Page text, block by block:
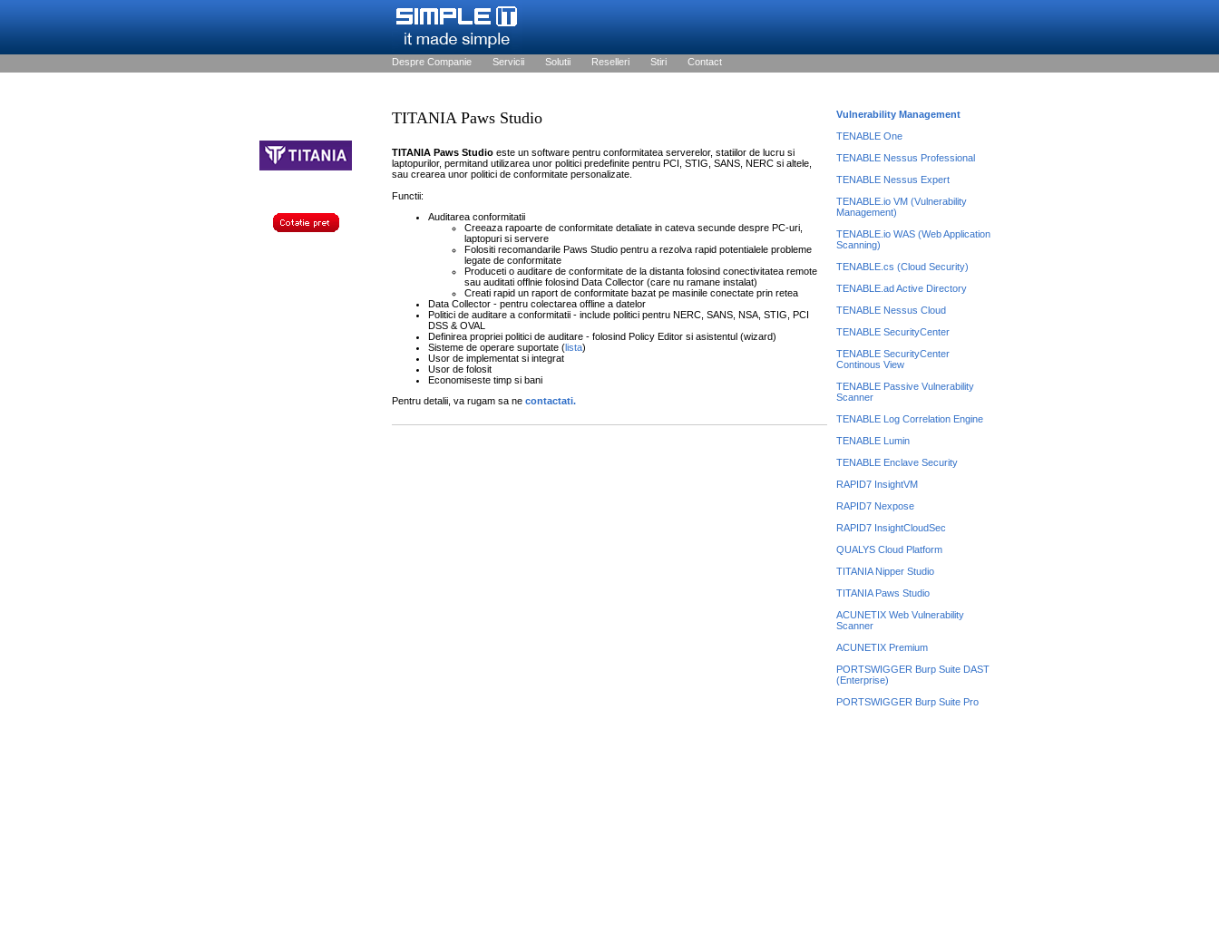
Despre Companie Servicii Solutii Reselleri Stiri Contact
TITANIA Paws Studio
TITANIA Paws Studio este un software pentru conformitatea serverelor, statiilor de lucru si
laptopurilor, permitand utilizarea unor politici predefinite pentru PCI, STIG, SANS, NERC si altele,
sau crearea unor politici de conformitate personalizate.
Functii:
Auditarea conformitatii
Creeaza rapoarte de conformitate detaliate in cateva secunde despre PC-uri,
laptopuri si servere
Folositi recomandarile Paws Studio pentru a rezolva rapid potentialele probleme
legate de conformitate
Produceti o auditare de conformitate de la distanta folosind conectivitatea remote
sau auditati offlnie folosind Data Collector (care nu ramane instalat)
Creati rapid un raport de conformitate bazat pe masinile conectate prin retea
Data Collector - pentru colectarea offline a datelor
Politici de auditare a conformitatii - include politici pentru NERC, SANS, NSA, STIG, PCI
DSS & OVAL
Definirea propriei politici de auditare - folosind Policy Editor si asistentul (wizard)
Sisteme de operare suportate (lista)
Usor de implementat si integrat
Usor de folosit
Economiseste timp si bani
Pentru detalii, va rugam sa ne contactati.
Vulnerability Management
TENABLE One
TENABLE Nessus Professional
TENABLE Nessus Expert
TENABLE.io VM (Vulnerability
Management)
TENABLE.io WAS (Web Application
Scanning)
TENABLE.cs (Cloud Security)
TENABLE.ad Active Directory
TENABLE Nessus Cloud
TENABLE SecurityCenter
TENABLE SecurityCenter
Continous View
TENABLE Passive Vulnerability
Scanner
TENABLE Log Correlation Engine
TENABLE Lumin
TENABLE Enclave Security
RAPID7 InsightVM
RAPID7 Nexpose
RAPID7 InsightCloudSec
QUALYS Cloud Platform
TITANIA Nipper Studio
TITANIA Paws Studio
ACUNETIX Web Vulnerability
Scanner
ACUNETIX Premium
PORTSWIGGER Burp Suite DAST
(Enterprise)
PORTSWIGGER Burp Suite Pro